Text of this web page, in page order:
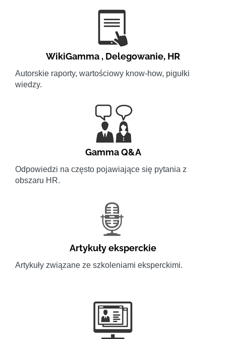
WikiGamma , Delegowanie, HR
Autorskie raporty, wartościowy know-how, pigułki
wiedzy.
Gamma Q&A
Odpowiedzi na często pojawiające się pytania z
obszaru HR.
Artykuły eksperckie
Artykuły związane ze szkoleniami eksperckimi.